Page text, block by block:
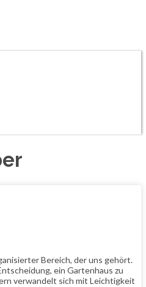
Bereich, der uns gehört.
ein Gartenhaus zu
verwandelt sich mit Leichtigkeit